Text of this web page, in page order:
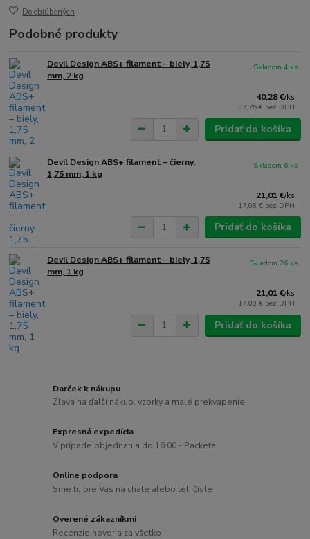
Do obľúbených
Podobné produkty
Devil Design ABS+ filament – biely, 1,75
mm, 2 kg
40,28 €/ks
32,75 € bez DPH
Skladom 4 ks
Pridať do košíka
Devil Design ABS+ filament – čierny,
1,75 mm, 1 kg
21,01 €/ks
17,08 € bez DPH
Skladom 6 ks
Pridať do košíka
Devil Design ABS+ filament – biely, 1,75
mm, 1 kg
21,01 €/ks
17,08 € bez DPH
Skladom 26 ks
Pridať do košíka
Darček k nákupu
Zľava na ďalší nákup, vzorky a malé prekvapenie
Expresná expedícia
V prípade objednania do 16:00 - Packeta
Online podpora
Sme tu pre Vás na chate alebo tel. čísle
Overené zákazníkmi
Recenzie hovoria za všetko